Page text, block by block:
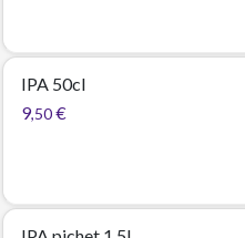
IPA 50cl
9,50 €